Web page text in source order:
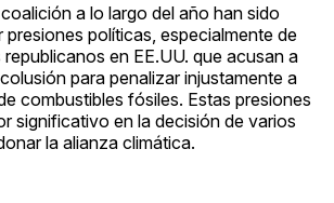
a lo largo del año han sido
presiones políticas, especialmente de
en EE.UU. que acusan a
para penalizar injustamente a
combustibles fósiles. Estas presiones
significativo en la decisión de varios
la alianza climática.